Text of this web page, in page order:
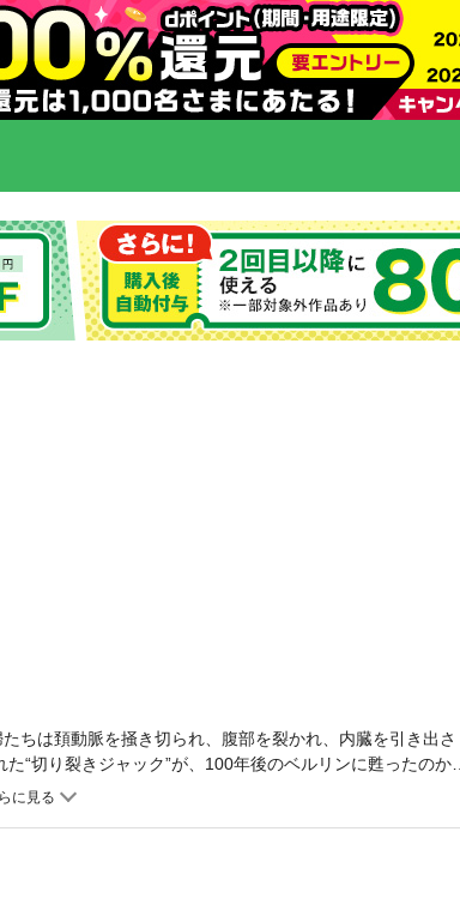
ちは頚動脈を掻き切られ、腹部を裂かれ、内臓を引き出さ
“切り裂きジャック”が、100年後のベルリンに甦ったのか？
解き明かした、本格ミステリー不朽の傑作。